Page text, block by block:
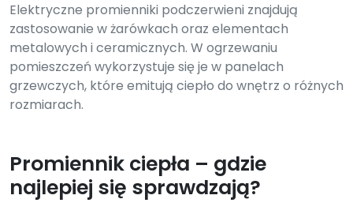
Elektryczne promienniki podczerwieni znajdują
zastosowanie w żarówkach oraz elementach
metalowych i ceramicznych. W ogrzewaniu
pomieszczeń wykorzystuje się je w panelach
grzewczych, które emitują ciepło do wnętrz o różnych
rozmiarach.
Promiennik ciepła – gdzie
najlepiej się sprawdzają?